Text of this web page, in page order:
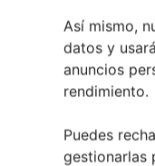
Así mismo,
datos y
anuncios
rendimiento.
Puedes
gestionarlas
30